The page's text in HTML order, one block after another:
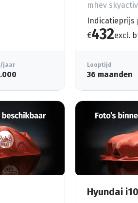
jaar
mhev
Indicatieprijs
€432excl.
Looptijd
36 maanden
Hyundai i10